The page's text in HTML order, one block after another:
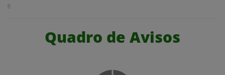
Quadro de Avisos